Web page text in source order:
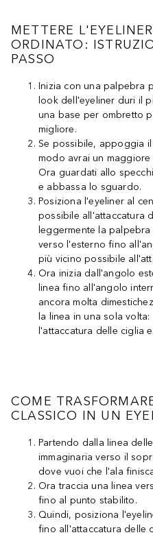
METTERE
ORDINATO:
PASSO
Inizia con una palpebra
look dell'eyeliner duri il
una base per ombretto
migliore.
Se possibile, appoggia
modo avrai un
Ora guardati allo
e abbassa lo sguardo.
Posiziona l'eyeliner al
possibile all'attaccatura
leggermente la
verso l'esterno fino
più vicino possibile
Ora inizia dall'angolo
linea fino all'angolo
ancora molta
la linea in una sola
l'attaccatura delle ciglia
COME
CLASSICO IN UN
Partendo dalla linea
immaginaria verso il
dove vuoi che l'ala
Ora traccia una linea
fino al punto stabilito.
Quindi, posiziona
fino all'attaccatura delle